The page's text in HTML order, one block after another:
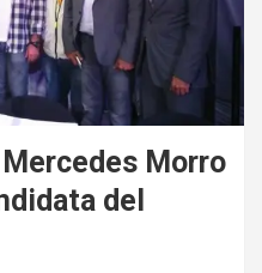
Morro
del